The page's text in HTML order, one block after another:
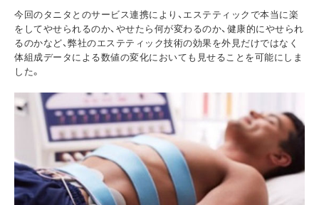
今回のタニタとのサービス連携により、エステティックで本当に楽
をしてやせられるのか、やせたら何が変わるのか、健康的にやせられ
るのかなど、弊社のエステティック技術の効果を外見だけではなく
体組成データによる数値の変化においても見せることを可能にしま
した。